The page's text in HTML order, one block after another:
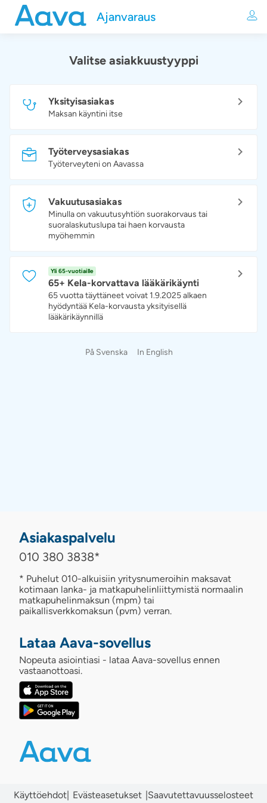
Ajanvaraus
Valitse asiakkuustyyppi
Yksityisasiakas
Maksan käyntini itse
Työterveysasiakas
Työterveyteni on Aavassa
Vakuutusasiakas
Minulla on vakuutusyhtiön suorakorvaus tai
suoralaskutuslupa tai haen korvausta
myöhemmin
Yli 65-vuotiaille
65+ Kela-korvattava lääkärikäynti
65 vuotta täyttäneet voivat 1.9.2025 alkaen
hyödyntää Kela-korvausta yksityisellä
lääkärikäynnillä
På Svenska In English
Asiakaspalvelu
010 380 3838*
* Puhelut 010-alkuisiin yritysnumeroihin maksavat
kotimaan lanka- ja matkapuhelinliittymistä normaalin
matkapuhelinmaksun (mpm) tai
paikallisverkkomaksun (pvm) verran.
Lataa Aava-sovellus
Nopeuta asiointiasi - lataa Aava-sovellus ennen
vastaanottoasi.
Käyttöehdot| Evästeasetukset |Saavutettavuusselosteet